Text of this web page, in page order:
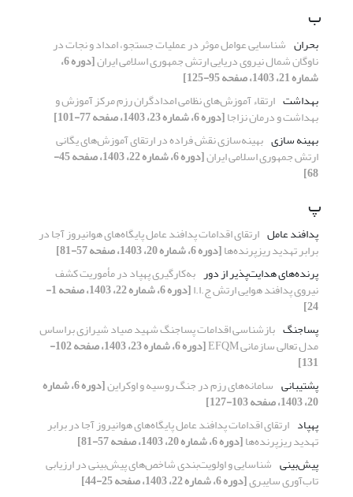
ب
بحران شناسایی عوامل موثر در عملیات جستجو، امداد و نجات در
ناوگان شمال نیروی دریایی ارتش جمهوری اسلامی ایران [دوره 6،
شماره 21، 1403، صفحه 95-125]
بهداشت ارتقاء آموزش‌های نظامی امدادگران ‌رزم مرکز آموزش و
بهداشت و درمان نزاجا[دوره 6، شماره 23، 1403، صفحه 77-101]
بهینه سازی بهینه‌سازی نقش فراده در ارتقای آموزش‌های یگانی
ارتش جمهوری اسلامی ایران [دوره 6، شماره 22، 1403، صفحه 45-
68]
پ
پدافند عامل ارتقای اقدامات پدافند عامل پایگاه‌های هوانیروز آجا در
برابر تهدید ریزپرنده‌ها[دوره 6، شماره 20، 1403، صفحه 57-81]
پرنده‌های هدایت‌پذیر از دور به‌کارگیری پهپاد در مأموریت‌ کشف
نیروی پدافند هوایی ارتش ج.ا.ا [دوره 6، شماره 22، 1403، صفحه 1-
24]
پساجنگ بازشناسی اقدامات پساجنگ شهید صیاد شیرازی براساس
مدل تعالی سازمانی EFQM [دوره 6، شماره 23، 1403، صفحه 102-
131]
پشتیبانی سامانه‌های رزم در جنگ روسیه و اوکراین [دوره 6، شماره
20، 1403، صفحه 103-127]
پهپاد ارتقای اقدامات پدافند عامل پایگاه‌های هوانیروز آجا در برابر
تهدید ریزپرنده‌ها[دوره 6، شماره 20، 1403، صفحه 57-81]
پیش‌بینی شناسایی و اولویت‌بندی شاخص‌های پیش‌بینی در ارزیابی
تاب‌آوری سایبری[دوره 6، شماره 22، 1403، صفحه 25-44]